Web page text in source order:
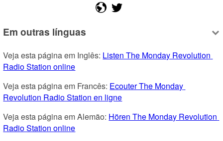
Em outras línguas
Veja esta página em Inglês: Listen The Monday Revolution
Radio Station online
Veja esta página em Francês: Ecouter The Monday
Revolution Radio Station en ligne
Veja esta página em Alemão: Hören The Monday Revolution
Radio Station online